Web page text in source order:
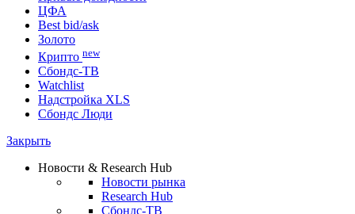
Портфель
Консенсусы
Поиск облигаций (ИИ)
Кривые доходности
ЦФА
Best bid/ask
Золото
Крипто new
Watchlist
Сбондс Люди